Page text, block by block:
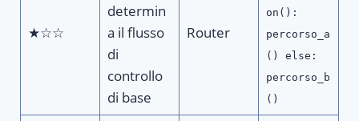
★☆☆
determin
a il flusso
di
controllo
di base
Router
on():
percorso_a
() else:
percorso_b
()